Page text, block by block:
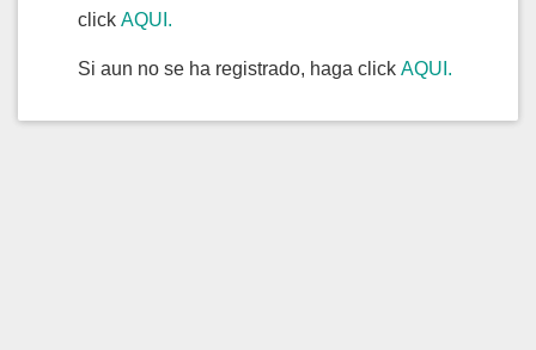
click AQUI.
Si aun no se ha registrado, haga click AQUI.